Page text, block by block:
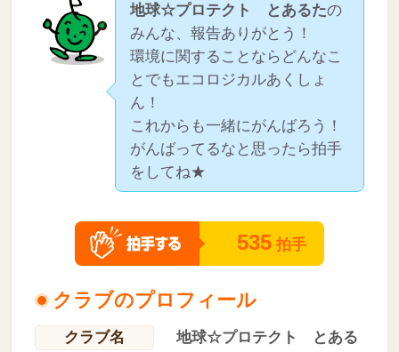
地球☆プロテクト とあるたの
みんな、報告ありがとう！
環境に関することならどんなこ
とでもエコロジカルあくしょ
ん！
これからも一緒にがんばろう！
がんばってるなと思ったら拍手
をしてね★
535 拍手
クラブのプロフィール
クラブ名
地球☆プロテクト とある